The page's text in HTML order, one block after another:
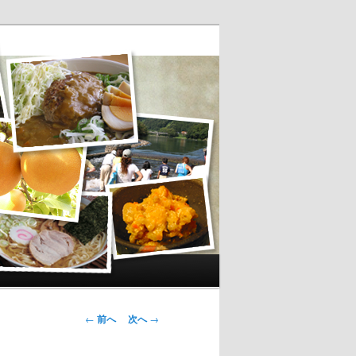
投稿ナビゲー
← 前へ 次へ→